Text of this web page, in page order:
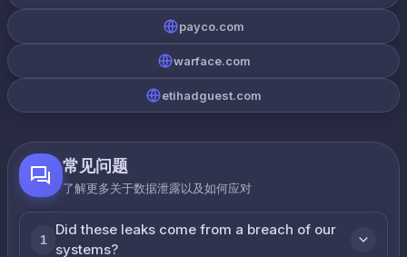
payco.com
warface.com
etihadguest.com
常见问题
了解更多关于数据泄露以及如何应对
1
Did these leaks come from a breach of our
systems?